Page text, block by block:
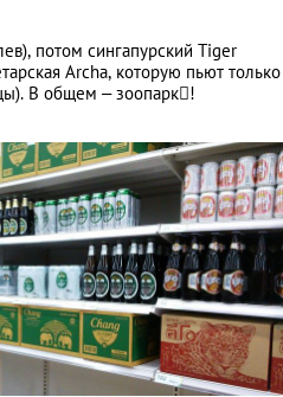
потом сингапурский Tiger
Archa, которую пьют только
В общем – зоопарк!